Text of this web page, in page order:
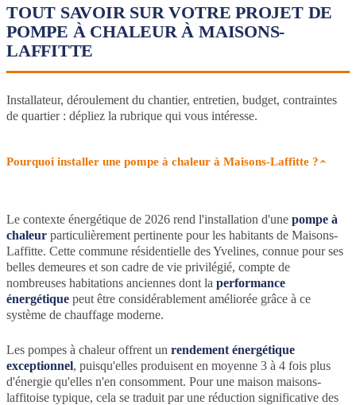
TOUT SAVOIR SUR VOTRE PROJET DE
POMPE À CHALEUR À MAISONS-
LAFFITTE
Installateur, déroulement du chantier, entretien, budget, contraintes
de quartier : dépliez la rubrique qui vous intéresse.
Pourquoi installer une pompe à chaleur à Maisons-Laffitte ?
Le contexte énergétique de 2026 rend l'installation d'une pompe à
chaleur particulièrement pertinente pour les habitants de Maisons-
Laffitte. Cette commune résidentielle des Yvelines, connue pour ses
belles demeures et son cadre de vie privilégié, compte de
nombreuses habitations anciennes dont la performance
énergétique peut être considérablement améliorée grâce à ce
système de chauffage moderne.
Les pompes à chaleur offrent un rendement énergétique
exceptionnel, puisqu'elles produisent en moyenne 3 à 4 fois plus
d'énergie qu'elles n'en consomment. Pour une maison maisons-
laffitoise typique, cela se traduit par une réduction significative des